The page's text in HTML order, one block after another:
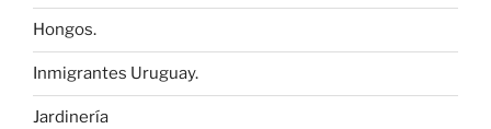
Hongos.
Inmigrantes Uruguay.
Jardinería